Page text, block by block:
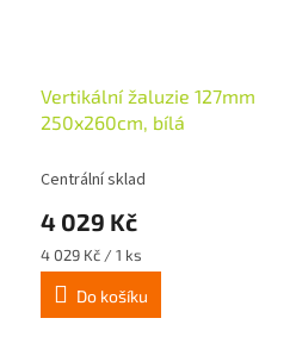
Vertikální žaluzie 127mm
250x260cm, bílá
Centrální sklad
4 029 Kč
Měrná
cena:
4 029 Kč / 1 ks
Do košíku